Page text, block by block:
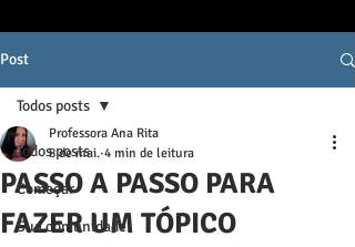
Post
Todos posts
Começar
Sua comunidade
Todos posts
PASSO A PASSO PARA
FAZER UM TÓPICO
Professora Ana Rita
8 de mai. 4 min de leitura